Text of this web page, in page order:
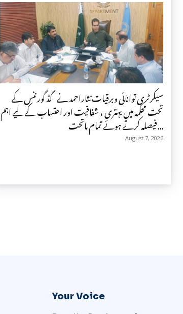
سیکرٹری توانائی وبرقیات نثاراحمد نے گڈ گورننس کے
تحت محکمہ میں بہتری ، شفافیت اور احتساب کے لیے اہم
فیصلہ کرتے ہوئے تمام ماتحت...
August 7, 2026
Your Voice